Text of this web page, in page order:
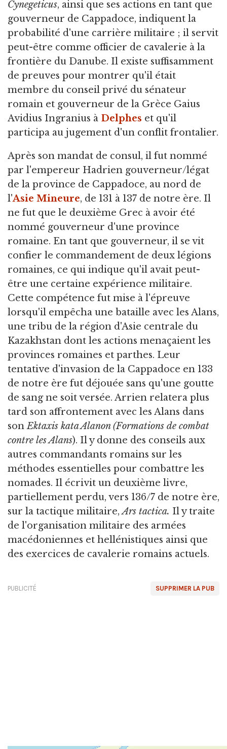
Cynegeticus, ainsi que ses actions en tant que
gouverneur de Cappadoce, indiquent la
probabilité d'une carrière militaire ; il servit
peut-être comme officier de cavalerie à la
frontière du Danube. Il existe suffisamment
de preuves pour montrer qu'il était
membre du conseil privé du sénateur
romain et gouverneur de la Grèce Gaius
Avidius Ingranius à Delphes et qu'il
participa au jugement d'un conflit frontalier.
Après son mandat de consul, il fut nommé
par l'empereur Hadrien gouverneur/légat
de la province de Cappadoce, au nord de
l'Asie Mineure, de 131 à 137 de notre ère. Il
ne fut que le deuxième Grec à avoir été
nommé gouverneur d'une province
romaine. En tant que gouverneur, il se vit
confier le commandement de deux légions
romaines, ce qui indique qu'il avait peut-
être une certaine expérience militaire.
Cette compétence fut mise à l'épreuve
lorsqu'il empêcha une bataille avec les Alans,
une tribu de la région d'Asie centrale du
Kazakhstan dont les actions menaçaient les
provinces romaines et parthes. Leur
tentative d'invasion de la Cappadoce en 133
de notre ère fut déjouée sans qu'une goutte
de sang ne soit versée. Arrien relatera plus
tard son affrontement avec les Alans dans
sonEktaxis kata Alanon(Formations de combat
contre les Alans). Il y donne des conseils aux
autres commandants romains sur les
méthodes essentielles pour combattre les
nomades. Il écrivit un deuxième livre,
partiellement perdu, vers 136/7 de notre ère,
sur la tactique militaire,Ars tactica. Il y traite
de l'organisation militaire des armées
macédoniennes et hellénistiques ainsi que
des exercices de cavalerie romains actuels.
SUPPRIMER LA PUB
PUBLICITÉ